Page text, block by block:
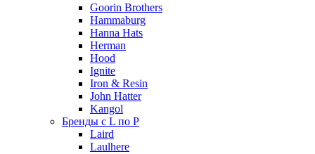
Goorin Brothers
Hammaburg
Hanna Hats
Herman
Hood
Ignite
Iron & Resin
John Hatter
Kangol
Бренды с L по P
Laird
Laulhere